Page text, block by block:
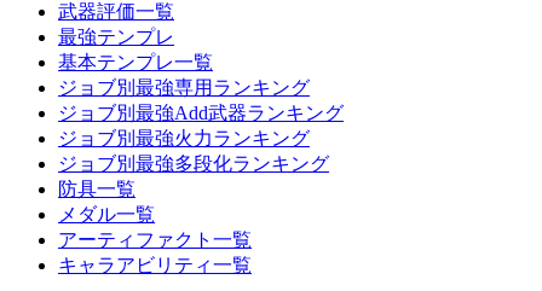
武器評価一覧
最強テンプレ
基本テンプレ一覧
ジョブ別最強専用ランキング
ジョブ別最強Add武器ランキング
ジョブ別最強火力ランキング
ジョブ別最強多段化ランキング
防具一覧
メダル一覧
アーティファクト一覧
キャラアビリティ一覧